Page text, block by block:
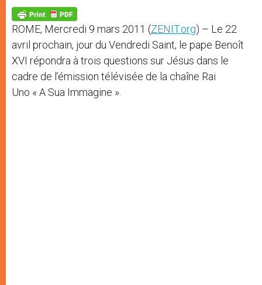
p
p
g
e
r
o
k
ROME, Mercredi 9 mars 2011 (ZENIT.org) – Le 22
avril prochain, jour du Vendredi Saint, le pape Benoît
XVI répondra à trois questions sur Jésus dans le
cadre de l’émission télévisée de la chaîne Rai
Uno « A Sua Immagine ».